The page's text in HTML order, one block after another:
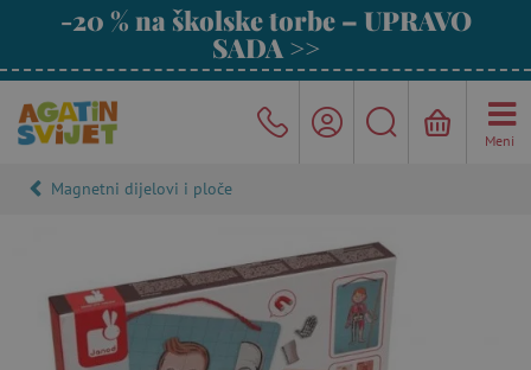
-20 % na školske torbe – UPRAVO
SADA >>
Meni
Magnetni dijelovi i ploče